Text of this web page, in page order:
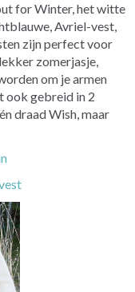
for Winter, het witte
Avriel-vest,
zijn perfect voor
zomerjasje,
om je armen
ook gebreid in 2
draad Wish, maar